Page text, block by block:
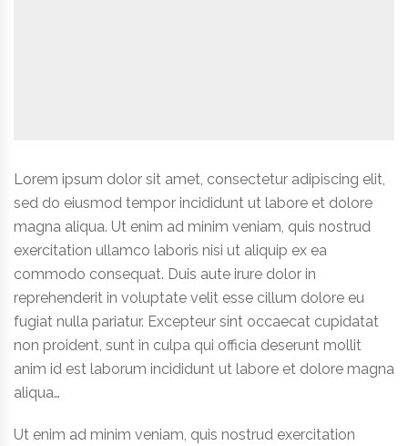
Lorem ipsum dolor sit amet, consectetur adipiscing elit,
sed do eiusmod tempor incididunt ut labore et dolore
magna aliqua. Ut enim ad minim veniam, quis nostrud
exercitation ullamco laboris nisi ut aliquip ex ea
commodo consequat. Duis aute irure dolor in
reprehenderit in voluptate velit esse cillum dolore eu
fugiat nulla pariatur. Excepteur sint occaecat cupidatat
non proident, sunt in culpa qui officia deserunt mollit
anim id est laborum incididunt ut labore et dolore magna
aliqua…
Ut enim ad minim veniam, quis nostrud exercitation